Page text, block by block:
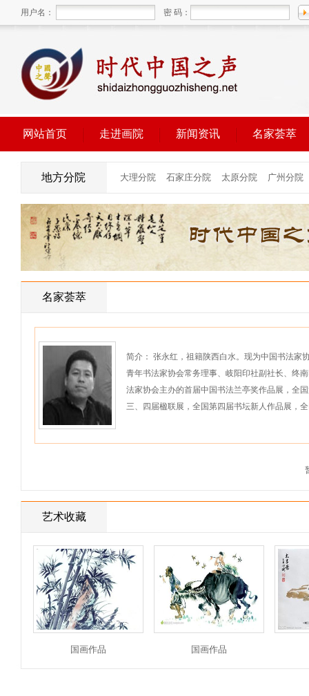
用户名： 密 码：
网站首页 走进画院 新闻资讯 名家荟萃
地方分院
名家荟萃
简介： 张永红，祖籍陕西白水。现为中国书法家
青年书法家协会常务理事、岐阳印社副社长、终
法家协会主办的首届中国书法兰亭奖作品展，全
三、四届楹联展，全国第四届书坛新人作品展，
艺术收藏
国画作品 国画作品